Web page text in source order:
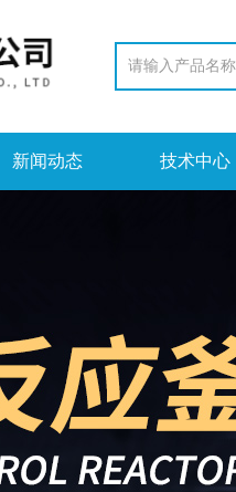
新闻动态 技术中心